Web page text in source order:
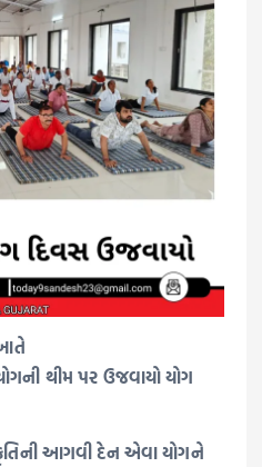
થીમ પર ઉજવાયો યોગ
આગવી દેન એવા યોગને